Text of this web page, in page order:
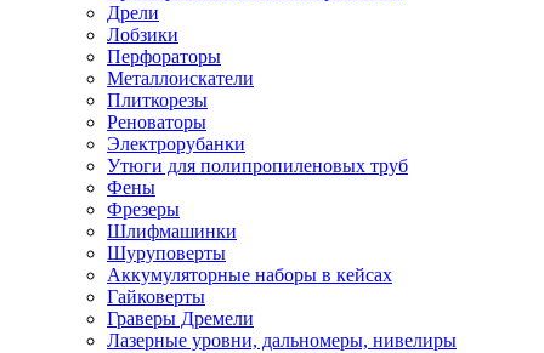
Дрели
Лобзики
Перфораторы
Металлоискатели
Плиткорезы
Реноваторы
Электрорубанки
Утюги для полипропиленовых труб
Фены
Фрезеры
Шлифмашинки
Шуруповерты
Аккумуляторные наборы в кейсах
Гайковерты
Граверы Дремели
Лазерные уровни, дальномеры, нивелиры